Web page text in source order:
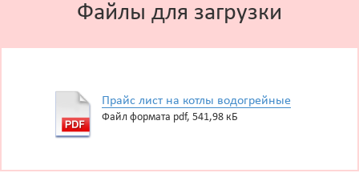
Файлы для загрузки
Прайс лист на котлы водогрейные
Файл формата pdf, 541,98 кБ